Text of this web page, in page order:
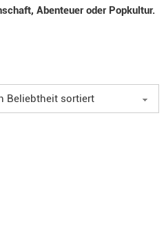
Abenteuer oder Popkultur.